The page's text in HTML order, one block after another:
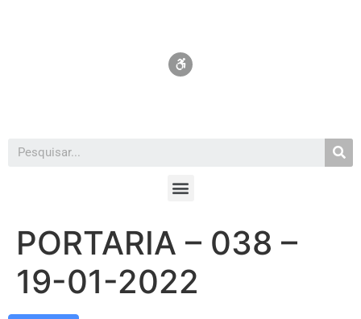
PORTARIA – 038 –
19-01-2022